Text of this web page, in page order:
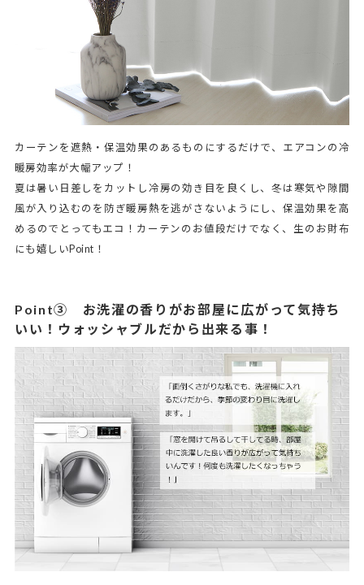
カーテンを遮熱・保温効果のあるものにするだけで、エアコンの冷
暖房効率が大幅アップ！
夏は暑い日差しをカットし冷房の効き目を良くし、冬は寒気や隙間
風が入り込むのを防ぎ暖房熱を逃がさないようにし、保温効果を高
めるのでとってもエコ！カーテンのお値段だけでなく、生のお財布
にも嬉しいPoint！
Point③ お洗濯の香りがお部屋に広がって気持ち
いい！ウォッシャブルだから出来る事！